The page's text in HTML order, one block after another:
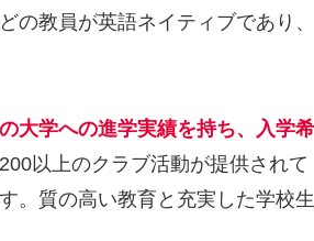
の教員が英語ネイティブであり、
大学への進学実績を持ち、入学希
以上のクラブ活動が提供されて
。質の高い教育と充実した学校生